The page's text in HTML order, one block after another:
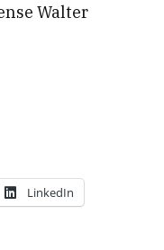
Walter
LinkedIn